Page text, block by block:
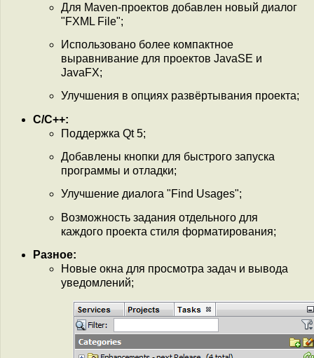
Для Maven-проектов добавлен новый диалог
"FXML File";
Использовано более компактное
выравнивание для проектов JavaSE и
JavaFX;
Улучшения в опциях развёртывания проекта;
C/C++:
Поддержка Qt 5;
Добавлены кнопки для быстрого запуска
программы и отладки;
Улучшение диалога "Find Usages";
Возможность задания отдельного для
каждого проекта стиля форматирования;
Разное:
Новые окна для просмотра задач и вывода
уведомлений;